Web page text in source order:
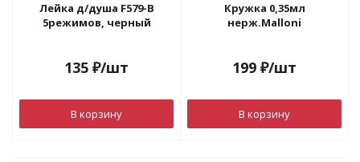
Лейка д/душа F579-В
5режимов, черный
135 ₽/шт
В корзину
Кружка 0,35мл
нерж.Malloni
199 ₽/шт
В корзину